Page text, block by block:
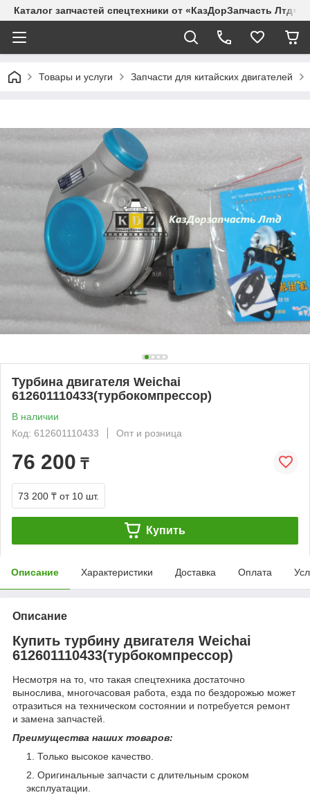
Каталог запчастей спецтехники от «КазДорЗапчасть Лтд»
Товары и услуги Запчасти для китайских двигателей
Турбина двигателя Weichai
612601110433(турбокомпрессор)
В наличии
Код: 612601110433
Опт и розница
76 200 ₸
73 200 ₸ от 10 шт.
Купить
Описание Характеристики Доставка Оплата
Описание
Купить турбину двигателя Weichai
612601110433(турбокомпрессор)
Несмотря на то, что такая спецтехника достаточно
вынослива, многочасовая работа, езда по бездорожью может
отразиться на техническом состоянии и потребуется ремонт
и замена запчастей.
Преимущества наших товаров:
Только высокое качество.
Оригинальные запчасти с длительным сроком
эксплуатации.